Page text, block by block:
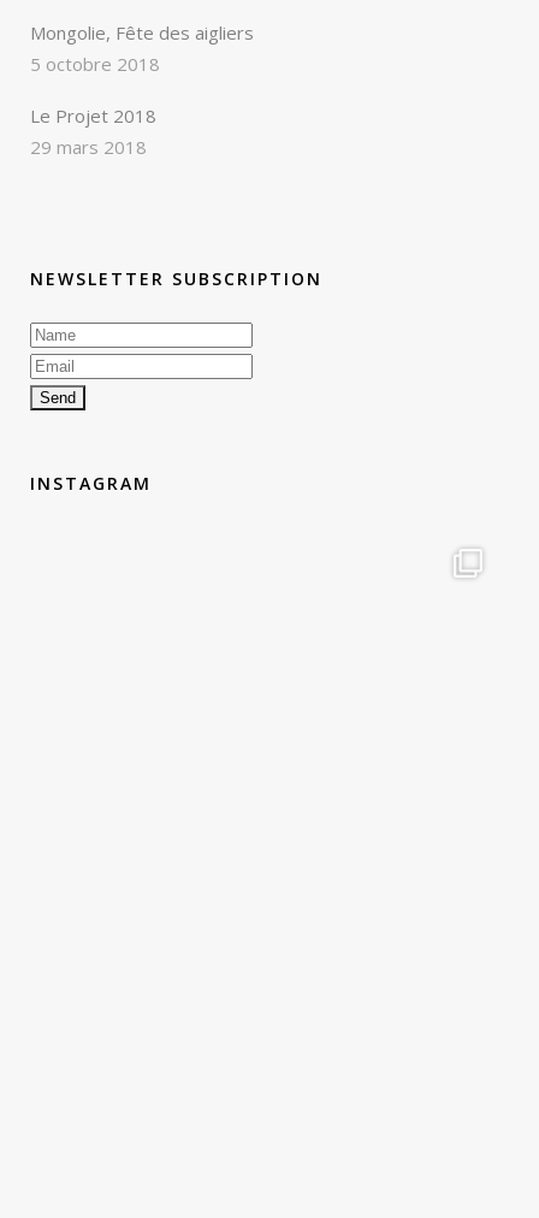
Mongolie, Fête des aigliers
5 octobre 2018
Le Projet 2018
29 mars 2018
NEWSLETTER SUBSCRIPTION
INSTAGRAM